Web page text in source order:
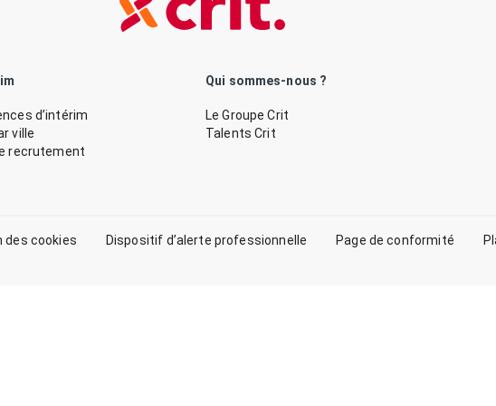
d’intérim
ville
recrutement
Qui sommes-nous ?
Le Groupe Crit
Talents Crit
des cookies Dispositif d’alerte professionnelle Page de conformité